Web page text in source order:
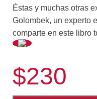
Éstas y muchas otras
Golombek, un experto
comparte en este libro
$230